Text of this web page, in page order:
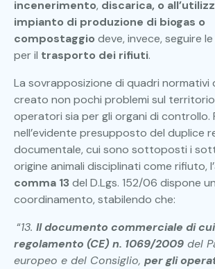
incenerimento, discarica, o
impianto di produzione di biogas o
compostaggio deve, invece, seguire
per il trasporto dei rifiuti.
La sovrapposizione di quadri normativi
creato non pochi problemi sul territorio
operatori sia per gli organi di controllo.
nell’evidente presupposto del duplice
documentale, cui sono sottoposti i
origine animali disciplinati come rifiuto,
comma 13 del D.Lgs. 152/06 dispone
coordinamento, stabilendo che:
“13. Il documento commerciale di
regolamento (CE) n. 1069/2009 del
europeo e del Consiglio, per gli